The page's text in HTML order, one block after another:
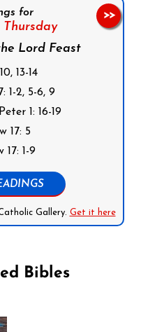
for
Thursday
Lord Feast
13-14
1-2, 5-6, 9
1: 16-19
17: 5
1-9
Gallery. Get it here
>>
Bibles